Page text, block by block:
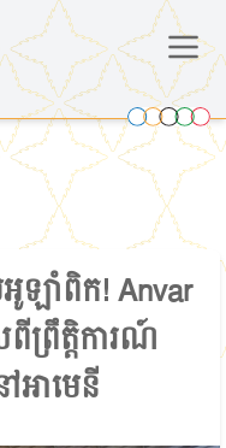
ឡាំពិក! Anvar
ព្រឹត្តិការណ៍
ាមេនី